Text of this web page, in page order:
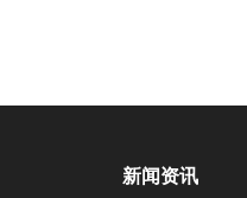
新闻资讯